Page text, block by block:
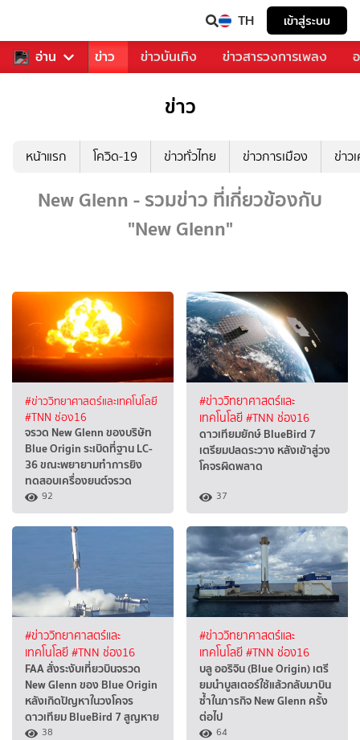
TH เข้าสู่ระบบ
อ่าน
คุณ กีฬา ข่าว ข่าวบันเทิง ข่าวสารวงการเพลง
ข่าว
หน้าแรก โควิด-19 ข่าวทั่วไทย ข่าวการเมือง ข่าว
New Glenn - รวมข่าว ที่เกี่ยวข้องกับ
"New Glenn"
#ข่าววิทยาศาสตร์และเทคโนโลยี
#TNN ช่อง16
จรวด New Glenn ของบริษัท
Blue Origin ระเบิดที่ฐาน LC-
36 ขณะพยายามทำการยิง
ทดสอบเครื่องยนต์จรวด
92
#ข่าววิทยาศาสตร์และ
เทคโนโลยี#TNN ช่อง16
ดาวเทียมยักษ์ BlueBird 7
เตรียมปลดระวาง หลังเข้าสู่วง
โคจรผิดพลาด
37
#ข่าววิทยาศาสตร์และ
เทคโนโลยี#TNN ช่อง16
FAA สั่งระงับเที่ยวบินจรวด
New Glenn ของ Blue Origin
หลังเกิดปัญหาในวงโคจร
ดาวเทียม BlueBird 7 สูญหาย
38
#ข่าววิทยาศาสตร์และ
เทคโนโลยี#TNN ช่อง16
บลู ออริจิน (Blue Origin) เตรี
ยมนำบูสเตอร์ใช้แล้วกลับมาบิน
ซ้ำในภารกิจ New Glenn ครั้ง
ต่อไป
64